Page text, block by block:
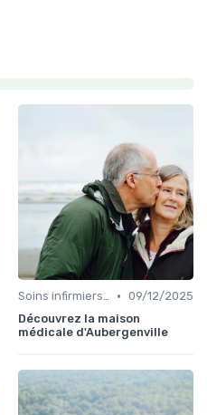
Soins infirmiers à domicile • 09/12/2025
Découvrez la maison
médicale d'Aubergenville